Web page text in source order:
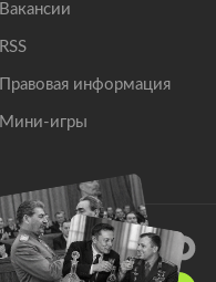
Вакансии
RSS
Правовая информация
Мини-игры